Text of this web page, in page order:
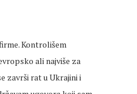
Kontrolišem
ali najviše za
završi rat u Ukrajini i